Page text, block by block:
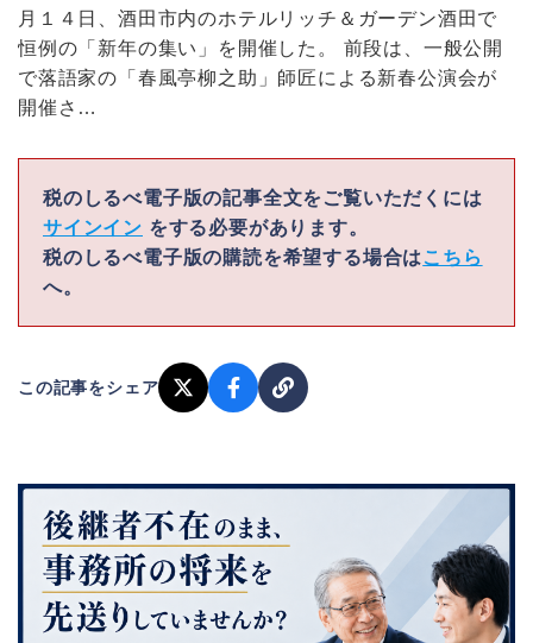
月１４日、酒田市内のホテルリッチ＆ガーデン酒田で
恒例の「新年の集い」を開催した。 前段は、一般公開
で落語家の「春風亭柳之助」師匠による新春公演会が
開催さ…
税のしるべ電子版の記事全文をご覧いただくには
サインイン をする必要があります。
税のしるべ電子版の購読を希望する場合は こちら
へ。
この記事をシェア